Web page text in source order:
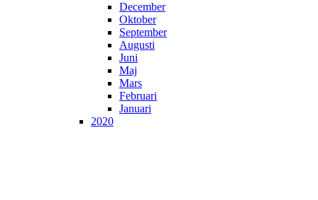
December
Oktober
September
Augusti
Juni
Maj
Mars
Februari
Januari
2020